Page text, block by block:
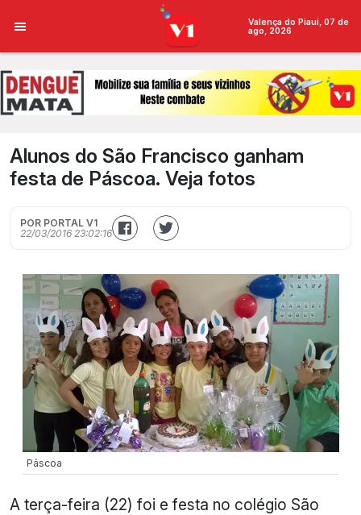
Valença do Piauí, 07 de
ago, 2026
Alunos do São Francisco ganham
festa de Páscoa. Veja fotos
POR PORTAL V1
22/03/2016 23:02:16
Páscoa
A terça-feira (22) foi e festa no colégio São